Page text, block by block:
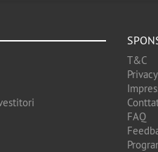
T&C
Privacy
FAQ